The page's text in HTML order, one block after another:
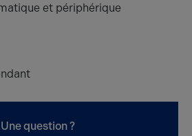
et périphérique
Une question ?